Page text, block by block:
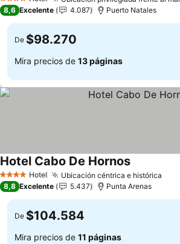
4 Estrellas
8,6 Excelente 4.087 Puerto Natales
De $98.270
Mira precios de 13 páginas
4 EstrellasHotel Ubicación céntrica e histórica
Hotel Cabo De HornosVer precios
8,8 Excelente 5.437 Punta Arenas
De $104.584
Mira precios de 11 páginas